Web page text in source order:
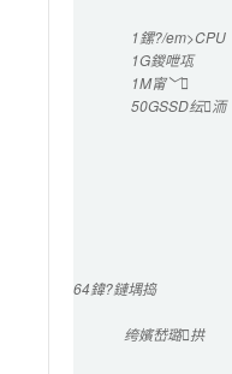
1鏍?/em>CPU
1G鍐呭瓨
1M甯﹀
50GSSD纭洏
64鍏?鏈堣捣
绔嬪嵆璐拱